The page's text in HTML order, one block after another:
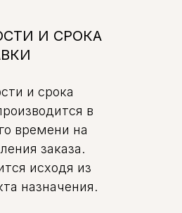
И СРОКА
и срока
в
времени на
заказа.
исходя из
назначения.